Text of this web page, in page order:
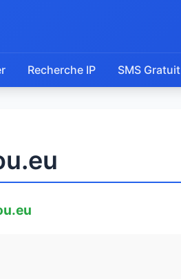
Recherche IP SMS Gratuit